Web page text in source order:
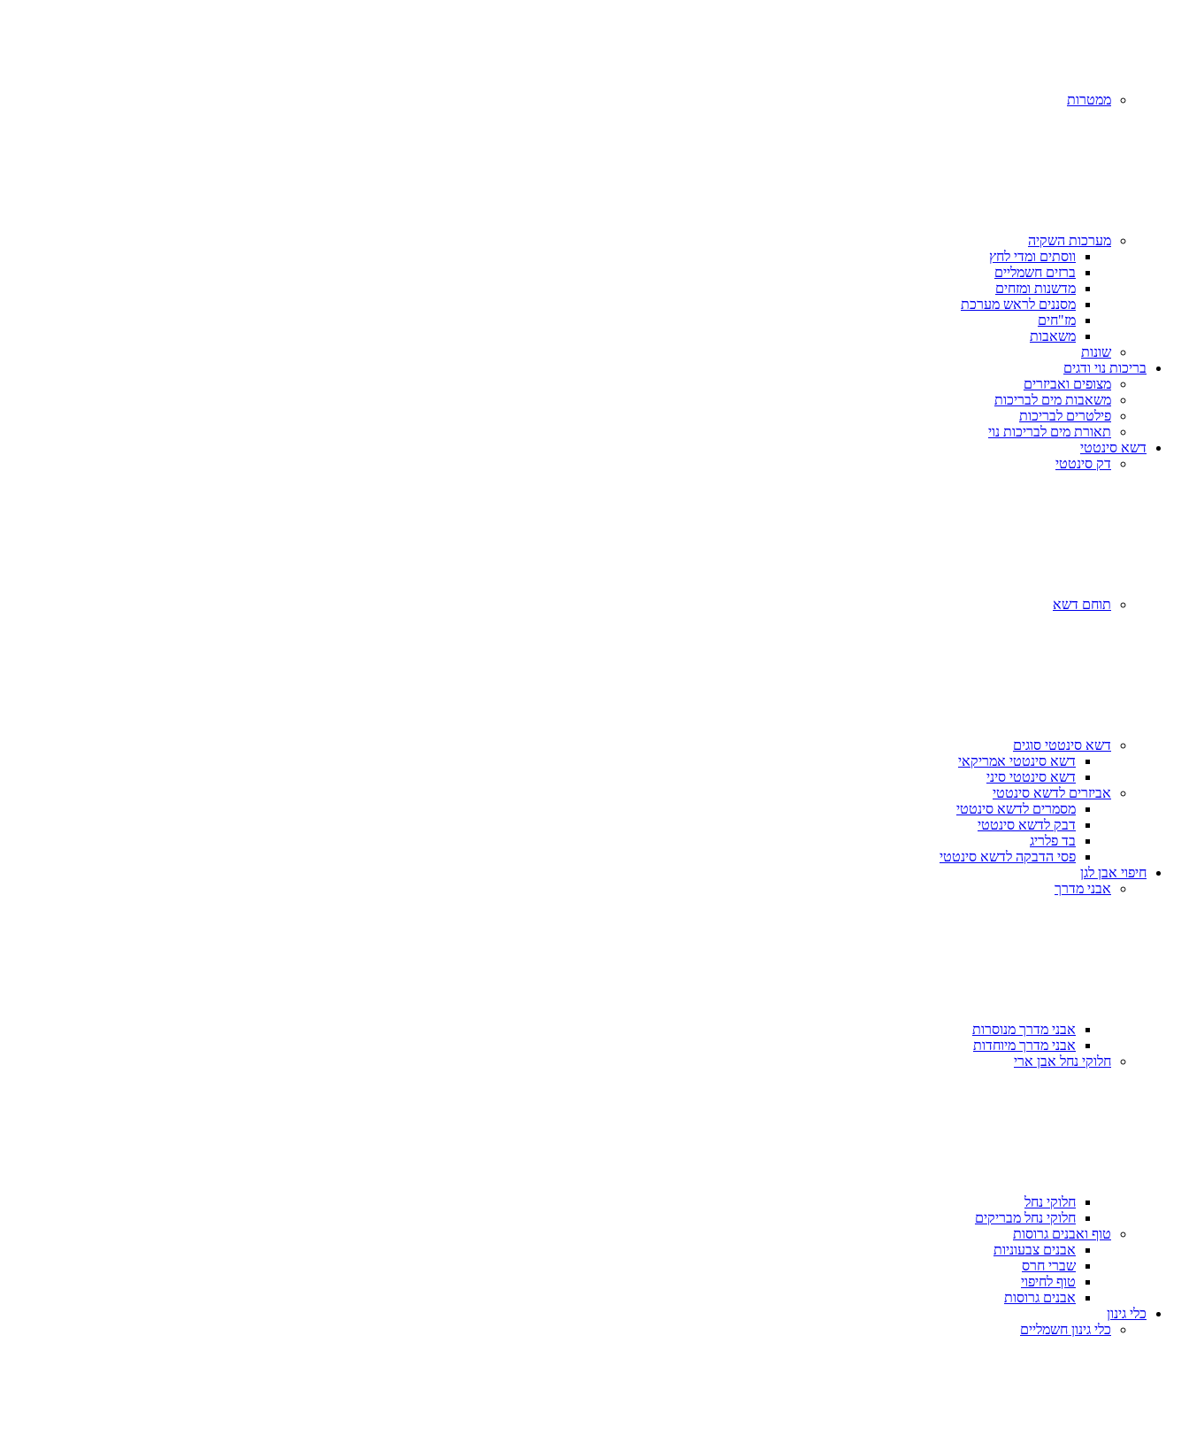
ממטרות
מערכות השקיה
ווסתים ומדי לחץ
ברזים חשמליים
מדשנות ומזחים
מסננים לראש מערכת
מז"חים
משאבות
שונות
בריכות נוי ודגים
מצופים ואביזרים
משאבות מים לבריכות
פילטרים לבריכות
תאורת מים לבריכות נוי
דשא סינטטי
דק סינטטי
תוחם דשא
דשא סינטטי סוגים
דשא סינטטי אמריקאי
דשא סינטטי סיני
אביזרים לדשא סינטטי
מסמרים לדשא סינטטי
דבק לדשא סינטטי
בד פלריג
פסי הדבקה לדשא סינטטי
חיפוי אבן לגן
אבני מדרך
אבני מדרך מנוסרות
אבני מדרך מיוחדות
חלוקי נחל אבן ארי
חלוקי נחל
חלוקי נחל מבריקים
טוף ואבנים גרוסות
אבנים צבעוניות
שברי חרס
טוף לחיפוי
אבנים גרוסות
כלי גינון
כלי גינון חשמליים